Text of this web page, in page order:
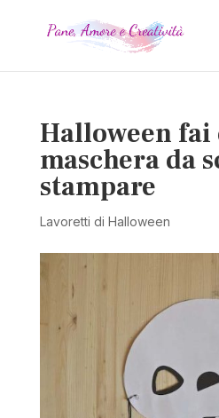
Halloween fai
maschera da
stampare
Lavoretti di Halloween